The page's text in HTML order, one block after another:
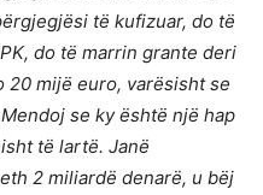
të kufizuar, do të
do të marrin grante deri
20 mijë euro, varësisht se
Mendoj se ky është një hap
të lartë. Janë
2 miliardë denarë, u bëj